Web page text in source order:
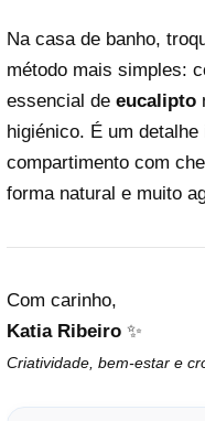
Na casa de banho,
método mais simples:
essencial de eucalipto
higiénico. É um
compartimento com
forma natural e muito
Com carinho,
Katia Ribeiro ✨
Criatividade, bem-estar e